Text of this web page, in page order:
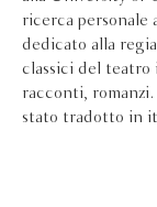
ricerca personale
dedicato alla
classici del teatro
racconti, romanzi.
stato tradotto in